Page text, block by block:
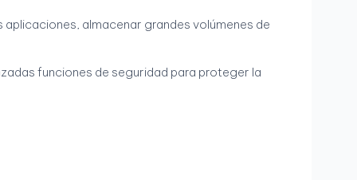
almacenar grandes volúmenes de
funciones de seguridad para proteger la